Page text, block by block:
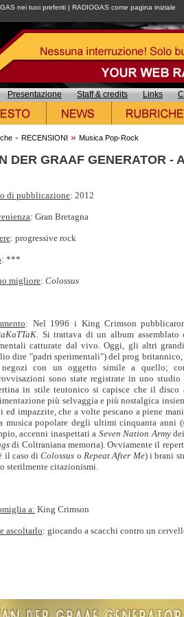
nei tuoi preferiti | RADIOGAS come pagina iniziale
Presentazione Staff & credits Links
- RECENSIONI » Musica Pop-Rock
DER GRAAF GENERATOR -
di pubblicazione: 2012
: Gran Bretagna
: progressive rock
: ***
migliore: Colossus
: Nel 1996 i King Crimson
. Si trattava di un album
catturate dal vivo. Oggi, gli altri
dire "padri sperimentali") del prog britannico,
con un oggetto simile a quello;
sono state registrate in uno
in stile teutonico si capisce che il disco
più selvaggia e più nostalgica
ed impazzite, che a volte pescano a piene
musica popolare degli ultimi cinquanta anni
accenni inaspettati a Seven Nation Army
di Coltraniana memoria). Ovviamente il
il caso diColossus o Repeat After Me) i brani
sterilmente citazionismi.
a: King Crimson
ascoltarlo: giocando a scacchi contro un